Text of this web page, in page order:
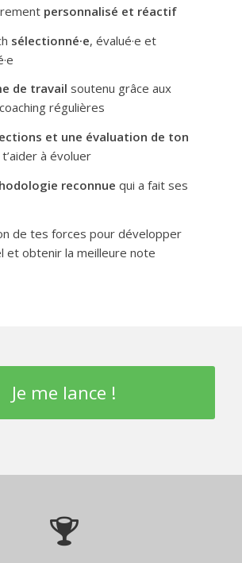
personnalisé et réactif
sélectionné·e, évalué·e et
·e
de travail soutenu grâce aux
régulières
et une évaluation de ton
à évoluer
reconnue qui a fait ses
de tes forces pour développer
et obtenir la meilleure note
Je me lance !